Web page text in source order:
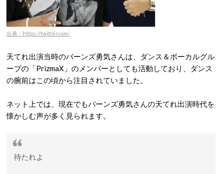
出典：https://twitter.com/
天てれ出演当時のバーンズ勇気さんは、ダンス＆ボーカルグル
ープの「PrizmaX」のメンバーとしても活動しており、ダンス
の腕前はこの頃から注目されていました。
ネット上では、現在でもバーンズ勇気さんの天てれ出演時代を
懐かしむ声が多く見られます。
待たれよ